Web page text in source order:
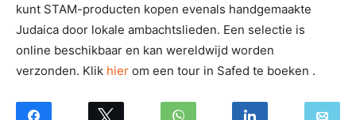
kunt STAM-producten kopen evenals handgemaakte
Judaica door lokale ambachtslieden. Een selectie is
online beschikbaar en kan wereldwijd worden
verzonden. Klik hier om een ​​tour in Safed te boeken .